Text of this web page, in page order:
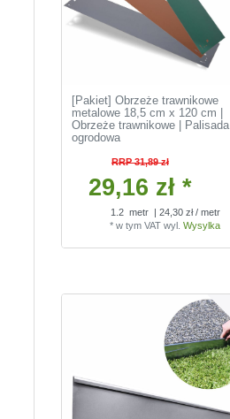
[Pakiet] Obrzeże trawnikowe
metalowe 18,5 cm x 120 cm |
Obrzeże trawnikowe | Palisada
ogrodowa
RRP 31,89 zł
29,16 zł *
1.2 metr | 24,30 zł / metr
*w tym VAT wyl.Wysylka